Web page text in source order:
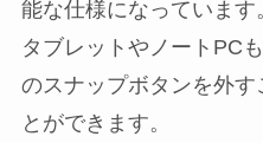
能な仕様になっています
タブレットやノートPC
のスナップボタンを外
とができます。